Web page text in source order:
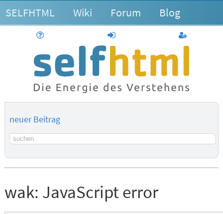
SELFHTML Wiki Forum Blog
anmelden
neuer Beitrag
Suchbegriff
wak: JavaScript error